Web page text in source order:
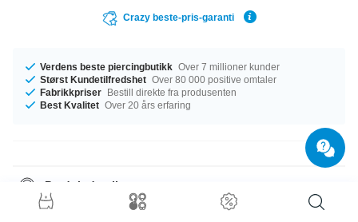
Crazy beste-pris-garanti
Verdens beste piercingbutikk Over 7 millioner kunder
Størst Kundetilfredshet Over 80 000 positive omtaler
Fabrikkpriser Bestill direkte fra produsenten
Best Kvalitet Over 20 års erfaring
Produktdetaljer
Den perfekte følgesvenn i enhver anledning … tilgjengelig med et mål på